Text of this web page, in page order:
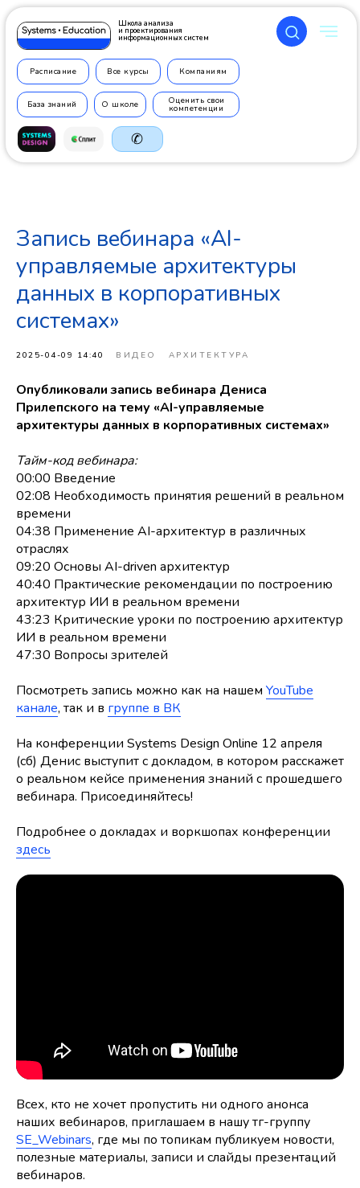
Школа анализа
и проектирования
информационных систем
+7 499
350 7710
Расписание Все курсы Компаниям
Оценить свои
компетенции
База знаний О школе
✆
Запись вебинара «AI-
управляемые архитектуры
данных в корпоративных
системах»
2025-04-09 14:40 ВИДЕО АРХИТЕКТУРА
Опубликовали запись вебинара Дениса
Прилепского на тему «AI-управляемые
архитектуры данных в корпоративных системах»
Тайм-код вебинара:
00:00 Введение
02:08 Необходимость принятия решений в реальном
времени
04:38 Применение AI-архитектур в различных
отраслях
09:20 Основы AI-driven архитектур
40:40 Практические рекомендации по построению
архитектур ИИ в реальном времени
43:23 Критические уроки по построению архитектур
ИИ в реальном времени
47:30 Вопросы зрителей
Посмотреть запись можно как на нашем YouTube
канале, так и в группе в ВК
На конференции Systems Design Online 12 апреля
(сб) Денис выступит с докладом, в котором расскажет
о реальном кейсе применения знаний с прошедшего
вебинара. Присоединяйтесь!
Подробнее о докладах и воркшопах конференции
здесь
Всех, кто не хочет пропустить ни одного анонса
наших вебинаров, приглашаем в нашу тг-группу
SE_Webinars, где мы по топикам публикуем новости,
полезные материалы, записи и слайды презентаций
вебинаров.